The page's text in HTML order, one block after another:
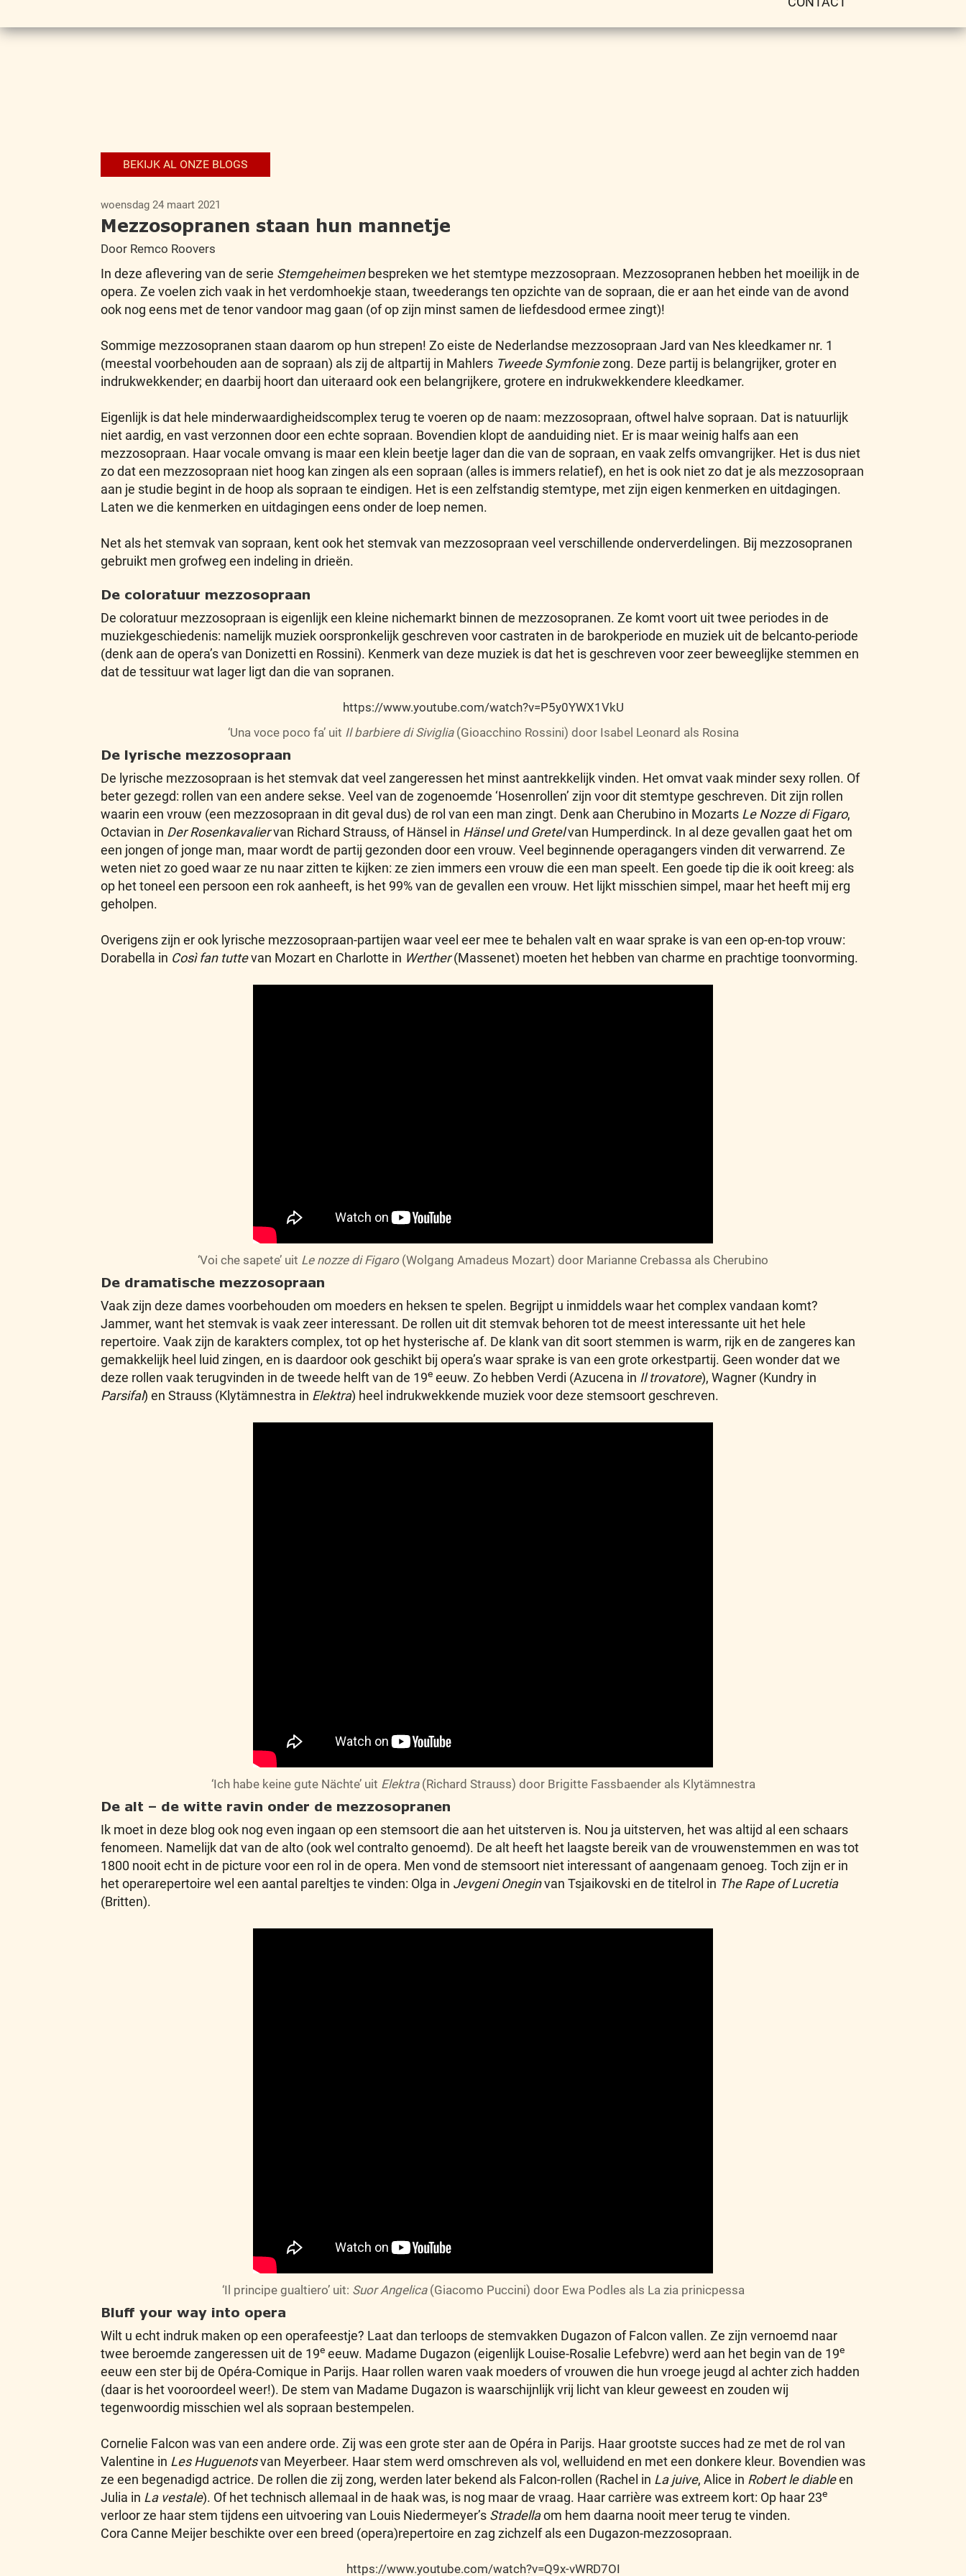
BEKIJK AL ONZE BLOGS
woensdag 24 maart 2021
Mezzosopranen staan hun mannetje
Door Remco Roovers
In deze aflevering van de serie Stemgeheimenbespreken we het stemtype mezzosopraan. Mezzosopranen hebben het moeilijk in de
opera. Ze voelen zich vaak in het verdomhoekje staan, tweederangs ten opzichte van de sopraan, die er aan het einde van de avond
ook nog eens met de tenor vandoor mag gaan (of op zijn minst samen de liefdesdood ermee zingt)!
Sommige mezzosopranen staan daarom op hun strepen! Zo eiste de Nederlandse mezzosopraan Jard van Nes kleedkamer nr. 1
(meestal voorbehouden aan de sopraan) als zij de altpartij in Mahlers Tweede Symfoniezong. Deze partij is belangrijker, groter en
indrukwekkender; en daarbij hoort dan uiteraard ook een belangrijkere, grotere en indrukwekkendere kleedkamer.
Eigenlijk is dat hele minderwaardigheidscomplex terug te voeren op de naam: mezzosopraan, oftwel halve sopraan. Dat is natuurlijk
niet aardig, en vast verzonnen door een echte sopraan. Bovendien klopt de aanduiding niet. Er is maar weinig halfs aan een
mezzosopraan. Haar vocale omvang is maar een klein beetje lager dan die van de sopraan, en vaak zelfs omvangrijker. Het is dus niet
zo dat een mezzosopraan niet hoog kan zingen als een sopraan (alles is immers relatief), en het is ook niet zo dat je als mezzosopraan
aan je studie begint in de hoop als sopraan te eindigen. Het is een zelfstandig stemtype, met zijn eigen kenmerken en uitdagingen.
Laten we die kenmerken en uitdagingen eens onder de loep nemen.
Net als het stemvak van sopraan, kent ook het stemvak van mezzosopraan veel verschillende onderverdelingen. Bij mezzosopranen
gebruikt men grofweg een indeling in drieën.
De coloratuur mezzosopraan
De coloratuur mezzosopraan is eigenlijk een kleine nichemarkt binnen de mezzosopranen. Ze komt voort uit twee periodes in de
muziekgeschiedenis: namelijk muziek oorspronkelijk geschreven voor castraten in de barokperiode en muziek uit de belcanto-periode
(denk aan de opera’s van Donizetti en Rossini). Kenmerk van deze muziek is dat het is geschreven voor zeer beweeglijke stemmen en
dat de tessituur wat lager ligt dan die van sopranen.
https://www.youtube.com/watch?v=P5y0YWX1VkU
‘Una voce poco fa’ uit Il barbiere di Siviglia (Gioacchino Rossini) door Isabel Leonard als Rosina
De lyrische mezzosopraan
De lyrische mezzosopraan is het stemvak dat veel zangeressen het minst aantrekkelijk vinden. Het omvat vaak minder sexy rollen. Of
beter gezegd: rollen van een andere sekse. Veel van de zogenoemde ‘Hosenrollen’ zijn voor dit stemtype geschreven. Dit zijn rollen
waarin een vrouw (een mezzosopraan in dit geval dus) de rol van een man zingt. Denk aan Cherubino in Mozarts Le Nozze di Figaro,
Octavian in Der Rosenkavaliervan Richard Strauss, of Hänsel in Hänsel und Gretelvan Humperdinck. In al deze gevallen gaat het om
een jongen of jonge man, maar wordt de partij gezonden door een vrouw. Veel beginnende operagangers vinden dit verwarrend. Ze
weten niet zo goed waar ze nu naar zitten te kijken: ze zien immers een vrouw die een man speelt. Een goede tip die ik ooit kreeg: als
op het toneel een persoon een rok aanheeft, is het 99% van de gevallen een vrouw. Het lijkt misschien simpel, maar het heeft mij erg
geholpen.
Overigens zijn er ook lyrische mezzosopraan-partijen waar veel eer mee te behalen valt en waar sprake is van een op-en-top vrouw:
Dorabella in Così fan tuttevan Mozart en Charlotte in Werther(Massenet) moeten het hebben van charme en prachtige toonvorming.
‘Voi che sapete’ uit Le nozze di Figaro (Wolgang Amadeus Mozart) door Marianne Crebassa als Cherubino
De dramatische mezzosopraan
Vaak zijn deze dames voorbehouden om moeders en heksen te spelen. Begrijpt u inmiddels waar het complex vandaan komt?
Jammer, want het stemvak is vaak zeer interessant. De rollen uit dit stemvak behoren tot de meest interessante uit het hele
repertoire. Vaak zijn de karakters complex, tot op het hysterische af. De klank van dit soort stemmen is warm, rijk en de zangeres kan
gemakkelijk heel luid zingen, en is daardoor ook geschikt bij opera’s waar sprake is van een grote orkestpartij. Geen wonder dat we
deze rollen vaak terugvinden in de tweede helft van de 19eeeuw. Zo hebben Verdi (Azucena in Il trovatore), Wagner (Kundry in
Parsifal) en Strauss (Klytämnestra in Elektra) heel indrukwekkende muziek voor deze stemsoort geschreven.
‘Ich habe keine gute Nächte’ uit Elektra (Richard Strauss) door Brigitte Fassbaender als Klytämnestra
De alt – de witte ravin onder de mezzosopranen
Ik moet in deze blog ook nog even ingaan op een stemsoort die aan het uitsterven is. Nou ja uitsterven, het was altijd al een schaars
fenomeen. Namelijk dat van de alto (ook wel contralto genoemd). De alt heeft het laagste bereik van de vrouwenstemmen en was tot
1800 nooit echt in de picture voor een rol in de opera. Men vond de stemsoort niet interessant of aangenaam genoeg. Toch zijn er in
het operarepertoire wel een aantal pareltjes te vinden: Olga in Jevgeni Oneginvan Tsjaikovski en de titelrol in The Rape of Lucretia
(Britten).
‘Il principe gualtiero’ uit: Suor Angelica (Giacomo Puccini) door Ewa Podles als La zia prinicpessa
Bluff your way into opera
Wilt u echt indruk maken op een operafeestje? Laat dan terloops de stemvakken Dugazon of Falcon vallen. Ze zijn vernoemd naar
twee beroemde zangeressen uit de 19eeeuw. Madame Dugazon (eigenlijk Louise-Rosalie Lefebvre) werd aan het begin van de 19e
eeuw een ster bij de Opéra-Comique in Parijs. Haar rollen waren vaak moeders of vrouwen die hun vroege jeugd al achter zich hadden
(daar is het vooroordeel weer!). De stem van Madame Dugazon is waarschijnlijk vrij licht van kleur geweest en zouden wij
tegenwoordig misschien wel als sopraan bestempelen.
Cornelie Falcon was van een andere orde. Zij was een grote ster aan de Opéra in Parijs. Haar grootste succes had ze met de rol van
Valentine in Les Huguenotsvan Meyerbeer. Haar stem werd omschreven als vol, welluidend en met een donkere kleur. Bovendien was
ze een begenadigd actrice. De rollen die zij zong, werden later bekend als Falcon-rollen (Rachel in La juive, Alice in Robert le diableen
Julia in La vestale). Of het technisch allemaal in de haak was, is nog maar de vraag. Haar carrière was extreem kort: Op haar 23e
verloor ze haar stem tijdens een uitvoering van Louis Niedermeyer’s Stradellaom hem daarna nooit meer terug te vinden.
Cora Canne Meijer beschikte over een breed (opera)repertoire en zag zichzelf als een Dugazon-mezzosopraan.
https://www.youtube.com/watch?v=Q9x-vWRD7OI